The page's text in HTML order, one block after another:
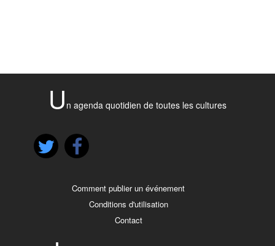
U n agenda quotidien de toutes les cultures
Comment publier un événement
Conditions d'utilisation
Contact